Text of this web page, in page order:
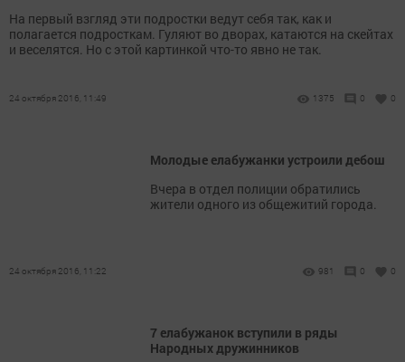
На первый взгляд эти подростки ведут себя так, как и
полагается подросткам. Гуляют во дворах, катаются на скейтах
и веселятся. Но с этой картинкой что-то явно не так.
24 октября 2016, 11:49 1375 0 0
Молодые елабужанки устроили дебош
Вчера в отдел полиции обратились
жители одного из общежитий города.
24 октября 2016, 11:22 981 0 0
7 елабужанок вступили в ряды
Народных дружинников